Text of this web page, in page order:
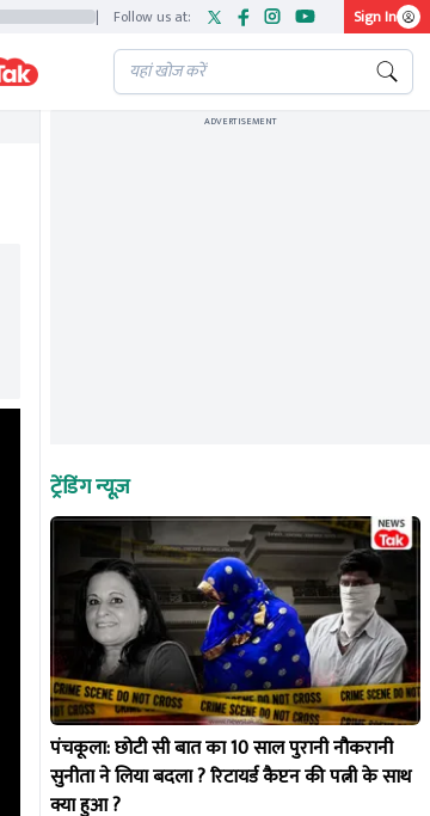
| Follow us at: Sign In
ADVERTISEMENT
ट्रेंडिंग न्यूज़
पंचकूला: छोटी सी बात का 10 साल पुरानी नौकरानी
सुनीता ने लिया बदला ? रिटायर्ड कैप्टन की पत्नी के साथ
क्या हुआ ?